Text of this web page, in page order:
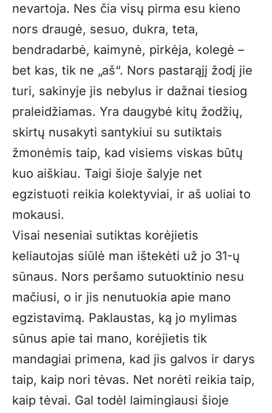
nevartoja. Nes čia visų pirma esu kieno
nors draugė, sesuo, dukra, teta,
bendradarbė, kaimynė, pirkėja, kolegė –
bet kas, tik ne „aš“. Nors pastarąjį žodį jie
turi, sakinyje jis nebylus ir dažnai tiesiog
praleidžiamas. Yra daugybė kitų žodžių,
skirtų nusakyti santykiui su sutiktais
žmonėmis taip, kad visiems viskas būtų
kuo aiškiau. Taigi šioje šalyje net
egzistuoti reikia kolektyviai, ir aš uoliai to
mokausi.
Visai neseniai sutiktas korėjietis
keliautojas siūlė man ištekėti už jo 31-ų
sūnaus. Nors peršamo sutuoktinio nesu
mačiusi, o ir jis nenutuokia apie mano
egzistavimą. Paklaustas, ką jo mylimas
sūnus apie tai mano, korėjietis tik
mandagiai primena, kad jis galvos ir darys
taip, kaip nori tėvas. Net norėti reikia taip,
kaip tėvai. Gal todėl laimingiausi šioje